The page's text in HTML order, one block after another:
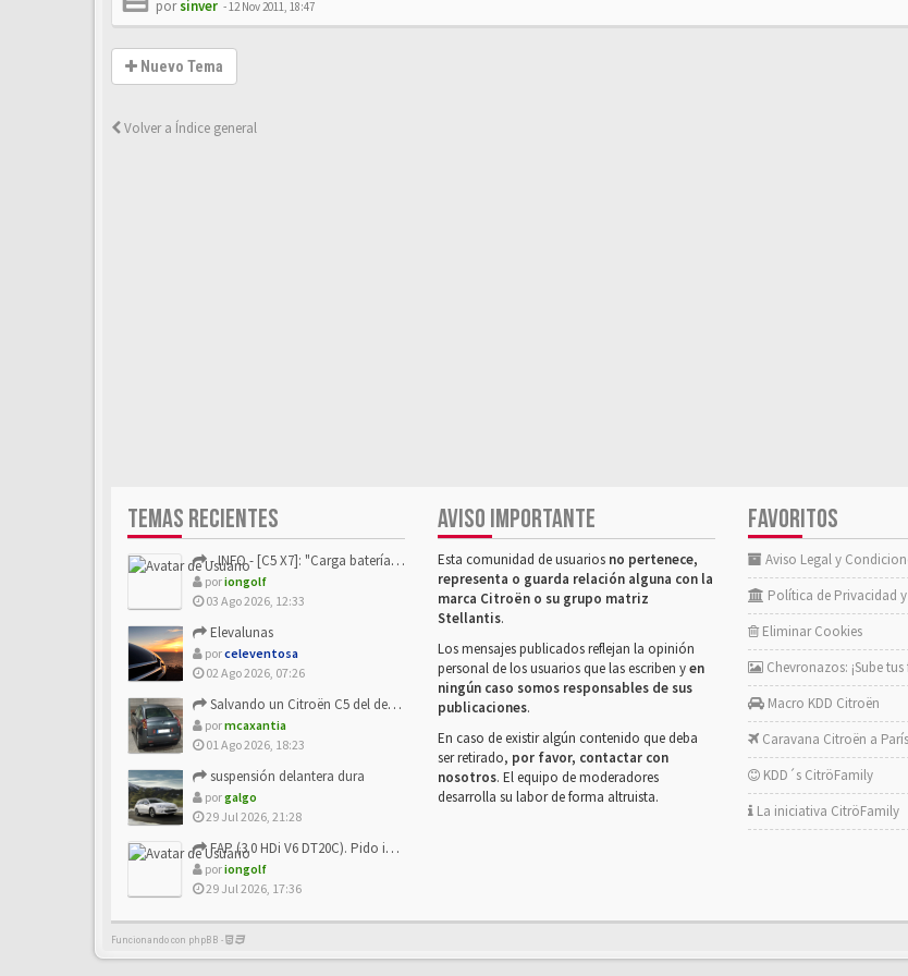
porsinver -12 Nov 2011, 18:47
Nuevo Tema
Volver a Índice general
TEMAS RECIENTES
- INFO - [C5 X7]: "Carga batería o alimentación eléctri...
poriongolf
03 Ago 2026, 12:33
Elevalunas
porceleventosa
02 Ago 2026, 07:26
Salvando un Citroën C5 del desguace: Presentación y seguimiento
pormcaxantia
01 Ago 2026, 18:23
suspensión delantera dura
porgalgo
29 Jul 2026, 21:28
FAP (3.0 HDi V6 DT20C). Pido info sobre su sustitución
poriongolf
29 Jul 2026, 17:36
AVISO IMPORTANTE
Esta comunidad de usuarios no pertenece,
representa o guarda relación alguna con la
marca Citroën o su grupo matriz
Stellantis.
Los mensajes publicados reflejan la opinión
personal de los usuarios que las escriben yen
ningún caso somos responsables de sus
publicaciones.
En caso de existir algún contenido que deba
ser retirado, por favor, contactar con
nosotros. El equipo de moderadores
desarrolla su labor de forma altruista.
FAVORITOS
Aviso Legal y
Política de Privacidad
Eliminar Cookies
Chevronazos: ¡Sube
Macro KDD Citroën
Caravana Citroën a París
KDD´s CitröFamily
La iniciativa CitröFamily
Funcionando con phpBB -